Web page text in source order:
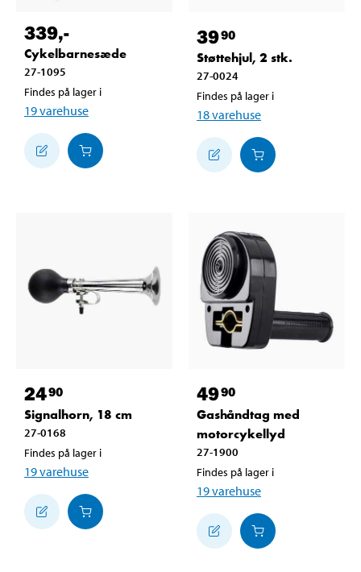
339,-
Cykelbarnesæde
27-1095
Findes på lager i
19varehuse
3990
Støttehjul, 2 stk.
27-0024
Findes på lager i
18varehuse
2490
Signalhorn, 18 cm
27-0168
Findes på lager i
19varehuse
4990
Gashåndtag med
motorcykellyd
27-1900
Findes på lager i
19varehuse